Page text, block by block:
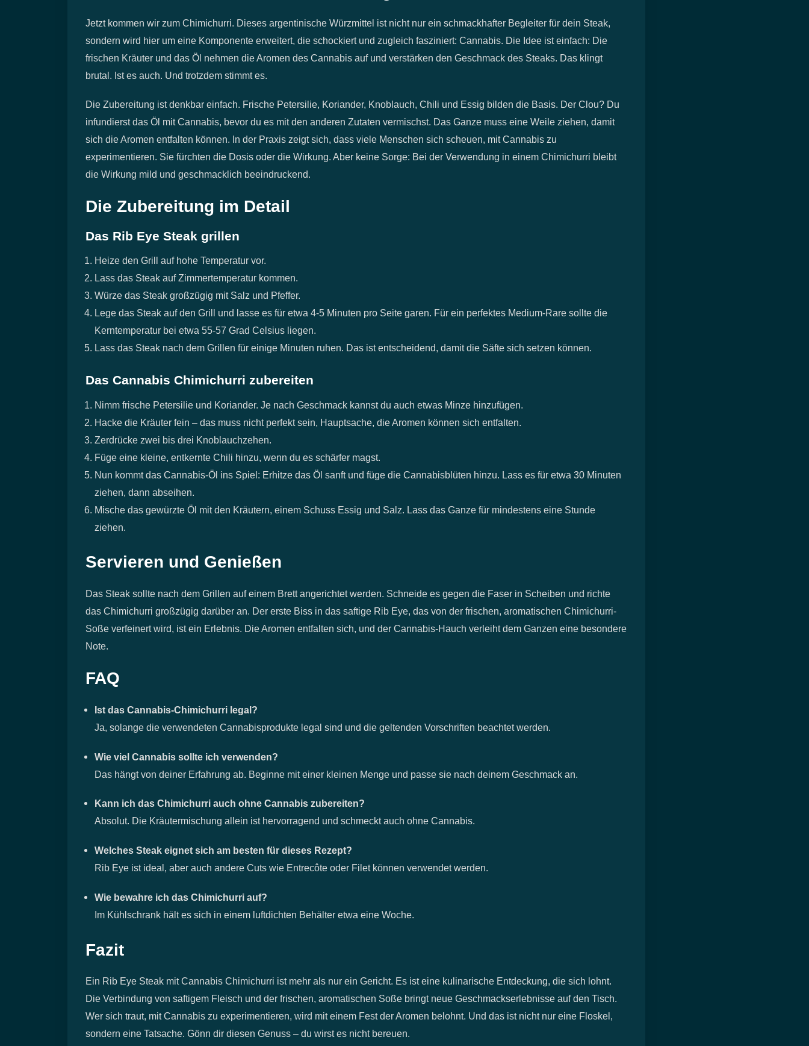
Jetzt kommen wir zum Chimichurri. Dieses argentinische Würzmittel ist nicht nur ein schmackhafter Begleiter für dein Steak,
sondern wird hier um eine Komponente erweitert, die schockiert und zugleich fasziniert: Cannabis. Die Idee ist einfach: Die
frischen Kräuter und das Öl nehmen die Aromen des Cannabis auf und verstärken den Geschmack des Steaks. Das klingt
brutal. Ist es auch. Und trotzdem stimmt es.
Die Zubereitung ist denkbar einfach. Frische Petersilie, Koriander, Knoblauch, Chili und Essig bilden die Basis. Der Clou? Du
infundierst das Öl mit Cannabis, bevor du es mit den anderen Zutaten vermischst. Das Ganze muss eine Weile ziehen, damit
sich die Aromen entfalten können. In der Praxis zeigt sich, dass viele Menschen sich scheuen, mit Cannabis zu
experimentieren. Sie fürchten die Dosis oder die Wirkung. Aber keine Sorge: Bei der Verwendung in einem Chimichurri bleibt
die Wirkung mild und geschmacklich beeindruckend.
Die Zubereitung im Detail
Das Rib Eye Steak grillen
Heize den Grill auf hohe Temperatur vor.
Lass das Steak auf Zimmertemperatur kommen.
Würze das Steak großzügig mit Salz und Pfeffer.
Lege das Steak auf den Grill und lasse es für etwa 4-5 Minuten pro Seite garen. Für ein perfektes Medium-Rare sollte die
Kerntemperatur bei etwa 55-57 Grad Celsius liegen.
Lass das Steak nach dem Grillen für einige Minuten ruhen. Das ist entscheidend, damit die Säfte sich setzen können.
Das Cannabis Chimichurri zubereiten
Nimm frische Petersilie und Koriander. Je nach Geschmack kannst du auch etwas Minze hinzufügen.
Hacke die Kräuter fein – das muss nicht perfekt sein, Hauptsache, die Aromen können sich entfalten.
Zerdrücke zwei bis drei Knoblauchzehen.
Füge eine kleine, entkernte Chili hinzu, wenn du es schärfer magst.
Nun kommt das Cannabis-Öl ins Spiel: Erhitze das Öl sanft und füge die Cannabisblüten hinzu. Lass es für etwa 30 Minuten
ziehen, dann abseihen.
Mische das gewürzte Öl mit den Kräutern, einem Schuss Essig und Salz. Lass das Ganze für mindestens eine Stunde
ziehen.
Servieren und Genießen
Das Steak sollte nach dem Grillen auf einem Brett angerichtet werden. Schneide es gegen die Faser in Scheiben und richte
das Chimichurri großzügig darüber an. Der erste Biss in das saftige Rib Eye, das von der frischen, aromatischen Chimichurri-
Soße verfeinert wird, ist ein Erlebnis. Die Aromen entfalten sich, und der Cannabis-Hauch verleiht dem Ganzen eine besondere
Note.
FAQ
Ist das Cannabis-Chimichurri legal?
Ja, solange die verwendeten Cannabisprodukte legal sind und die geltenden Vorschriften beachtet werden.
Wie viel Cannabis sollte ich verwenden?
Das hängt von deiner Erfahrung ab. Beginne mit einer kleinen Menge und passe sie nach deinem Geschmack an.
Kann ich das Chimichurri auch ohne Cannabis zubereiten?
Absolut. Die Kräutermischung allein ist hervorragend und schmeckt auch ohne Cannabis.
Welches Steak eignet sich am besten für dieses Rezept?
Rib Eye ist ideal, aber auch andere Cuts wie Entrecôte oder Filet können verwendet werden.
Wie bewahre ich das Chimichurri auf?
Im Kühlschrank hält es sich in einem luftdichten Behälter etwa eine Woche.
Fazit
Ein Rib Eye Steak mit Cannabis Chimichurri ist mehr als nur ein Gericht. Es ist eine kulinarische Entdeckung, die sich lohnt.
Die Verbindung von saftigem Fleisch und der frischen, aromatischen Soße bringt neue Geschmackserlebnisse auf den Tisch.
Wer sich traut, mit Cannabis zu experimentieren, wird mit einem Fest der Aromen belohnt. Und das ist nicht nur eine Floskel,
sondern eine Tatsache. Gönn dir diesen Genuss – du wirst es nicht bereuen.